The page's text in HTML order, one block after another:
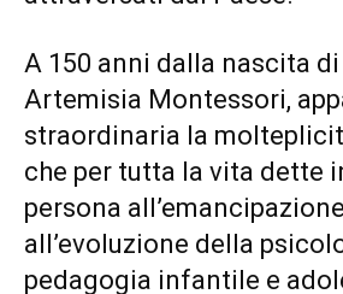
A 150 anni dalla nascita
Artemisia Montessori,
straordinaria la
che per tutta la vita dette
persona
all’evoluzione della
pedagogia infantile e